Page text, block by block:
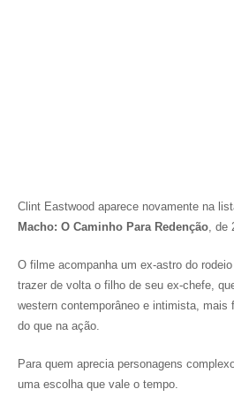
Clint Eastwood aparece novamente na
Macho: O Caminho Para Redenção, de
O filme acompanha um ex-astro do
trazer de volta o filho de seu ex-chefe,
western contemporâneo e intimista, mais
do que na ação.
Para quem aprecia personagens
uma escolha que vale o tempo.